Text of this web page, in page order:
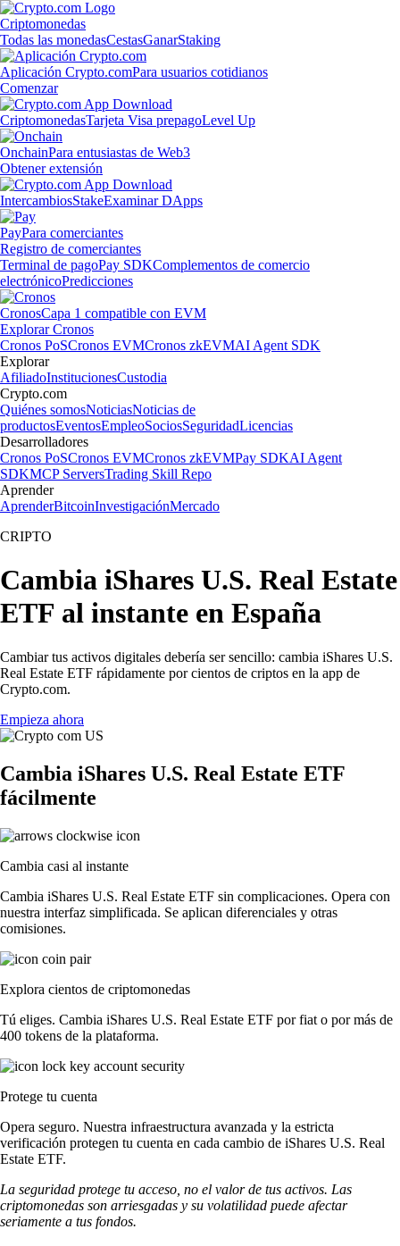
Criptomonedas
Todas las monedasCestasGanarStaking
Aplicación Crypto.comPara usuarios cotidianos
Comenzar
CriptomonedasTarjeta Visa prepagoLevel Up
OnchainPara entusiastas de Web3
Obtener extensión
IntercambiosStakeExaminar DApps
PayPara comerciantes
Registro de comerciantes
Terminal de pagoPay SDKComplementos de comercio
electrónicoPredicciones
CronosCapa 1 compatible con EVM
Explorar Cronos
Cronos PoSCronos EVMCronos zkEVMAI Agent SDK
Explorar
AfiliadoInstitucionesCustodia
Crypto.com
Quiénes somosNoticiasNoticias de
productosEventosEmpleoSociosSeguridadLicencias
Desarrolladores
Cronos PoSCronos EVMCronos zkEVMPay SDKAI Agent
SDKMCP ServersTrading Skill Repo
Aprender
AprenderBitcoinInvestigaciónMercado
CRIPTO
Cambia iShares U.S. Real Estate
ETF al instante en España
Cambiar tus activos digitales debería ser sencillo: cambia iShares U.S.
Real Estate ETF rápidamente por cientos de criptos en la app de
Crypto.com.
Empieza ahora
Cambia iShares U.S. Real Estate ETF
fácilmente
Cambia casi al instante
Cambia iShares U.S. Real Estate ETF sin complicaciones. Opera con
nuestra interfaz simplificada. Se aplican diferenciales y otras
comisiones.
Explora cientos de criptomonedas
Tú eliges. Cambia iShares U.S. Real Estate ETF por fiat o por más de
400 tokens de la plataforma.
Protege tu cuenta
Opera seguro. Nuestra infraestructura avanzada y la estricta
verificación protegen tu cuenta en cada cambio de iShares U.S. Real
Estate ETF.
La seguridad protege tu acceso, no el valor de tus activos. Las
criptomonedas son arriesgadas y su volatilidad puede afectar
seriamente a tus fondos.